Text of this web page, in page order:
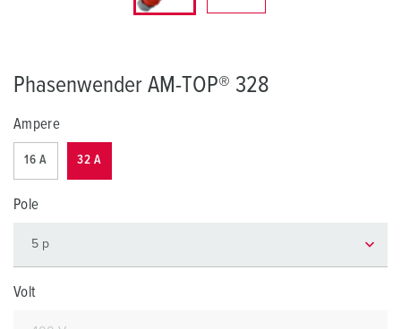
Phasenwender AM-TOP® 328
Ampere
16 A 32 A
Pole
Volt